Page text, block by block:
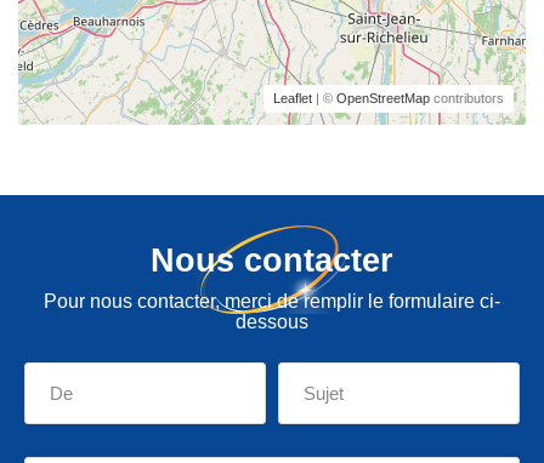
Leaflet | © OpenStreetMap contributors
Nous contacter
Pour nous contacter, merci de remplir le formulaire ci-
dessous